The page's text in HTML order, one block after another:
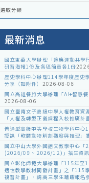
選取分類
最新消息
國立東華大學辦理「適應運動共學
研習海報1份及各區簡章各1份
歷史學科中心辦理114學年度歷史
分享（如附件） 2026-08-06
國立高雄餐旅大學辦理「AI+智慧
2026-08-06
國立臺南女子高級中學人權教育
「人權及轉型正義課程入校推廣計
普通型高級中等學校生物學科中
授課「軟體動物解剖觀察與推理」
國立中山大學外國語文教學中心「
(2026/09 ~ 2026/12)」招生資
國立彰化師範大學辦理「115年至
適性教學教材開發計畫」之「115
複習計畫」，請高三學生踴躍報名